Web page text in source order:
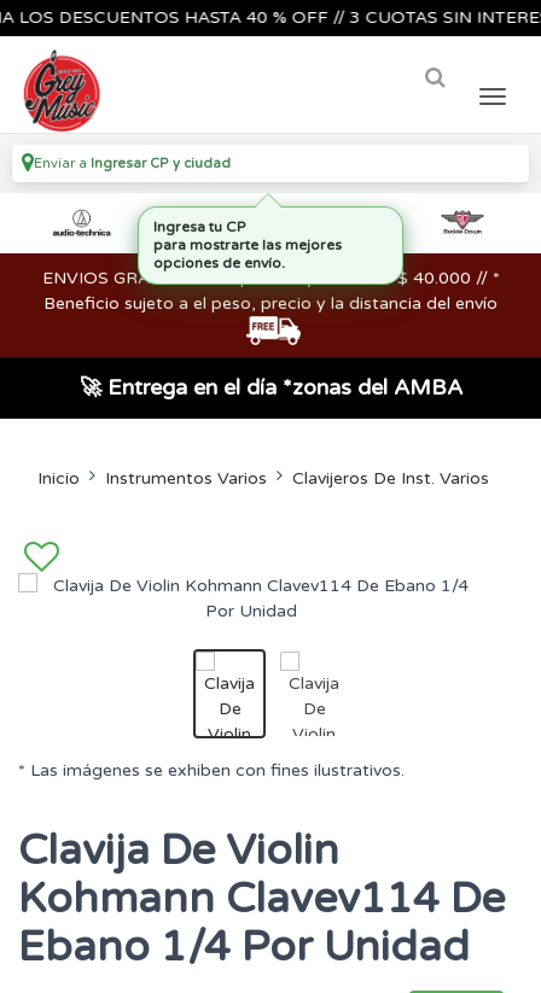
DESCUENTOS HASTA 40 % OFF // 3 CUOTAS SIN
Enviar a Ingresar CP y ciudad
ENVIOS GRATIS en compras mayores a los $ 40.000 // *
Beneficio sujeto a el peso, precio y la distancia del envío
🚀 Entrega en el día *zonas del AMBA
Inicio Instrumentos Varios Clavijeros De Inst. Varios
* Las imágenes se exhiben con fines ilustrativos.
Clavija De Violin
Kohmann Clavev114 De
Ebano 1/4 Por Unidad